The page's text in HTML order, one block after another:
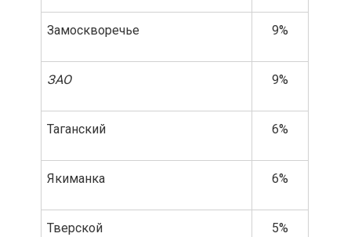
Замоскворечье 9%
ЗАО 9%
Таганский 6%
Якиманка 6%
Тверской 5%